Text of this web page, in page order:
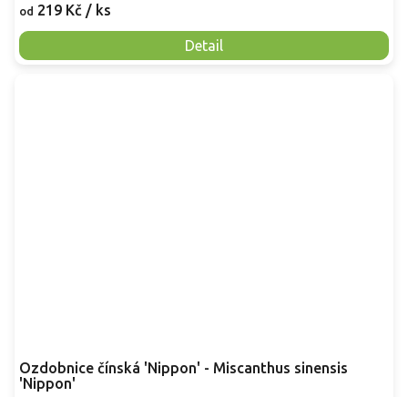
od 219 Kč / ks
Detail
Ozdobnice čínská 'Nippon' - Miscanthus sinensis
'Nippon'